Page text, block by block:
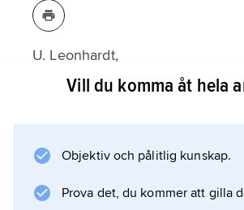
U. Leonhardt,
Prinz von Baden, genannt
Vill du komma åt hela
Objektiv och pålitlig kunskap.
Prova det, du kommer att gilla